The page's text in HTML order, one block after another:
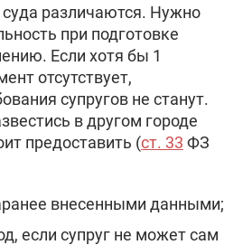
различаются. Нужно
при подготовке
Если хотя бы 1
отсутствует,
супругов не станут.
в другом городе
предоставить (ст. 33 ФЗ
внесенными данными;
если супруг не может сам